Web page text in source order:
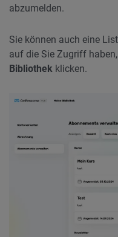
abzumelden.
Sie können auch eine
auf die Sie Zugriff
Bibliothek klicken.